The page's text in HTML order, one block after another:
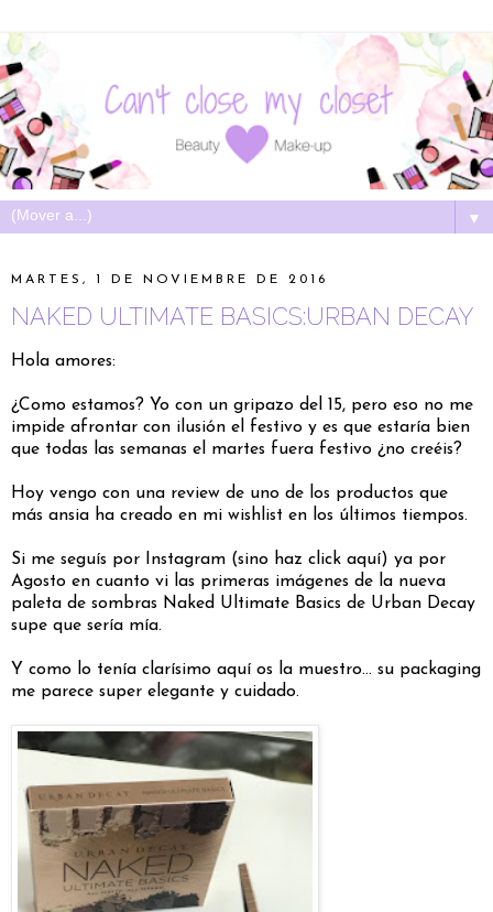
▼
MARTES, 1 DE NOVIEMBRE DE 2016
NAKED ULTIMATE BASICS:URBAN DECAY
Hola amores:
¿Como estamos? Yo con un gripazo del 15, pero eso no me
impide afrontar con ilusión el festivo y es que estaría bien
que todas las semanas el martes fuera festivo ¿no creéis?
Hoy vengo con una review de uno de los productos que
más ansia ha creado en mi wishlist en los últimos tiempos.
Si me seguís por Instagram (sino haz click aquí) ya por
Agosto en cuanto vi las primeras imágenes de la nueva
paleta de sombras Naked Ultimate Basics de Urban Decay
supe que sería mía.
Y como lo tenía clarísimo aquí os la muestro... su packaging
me parece super elegante y cuidado.